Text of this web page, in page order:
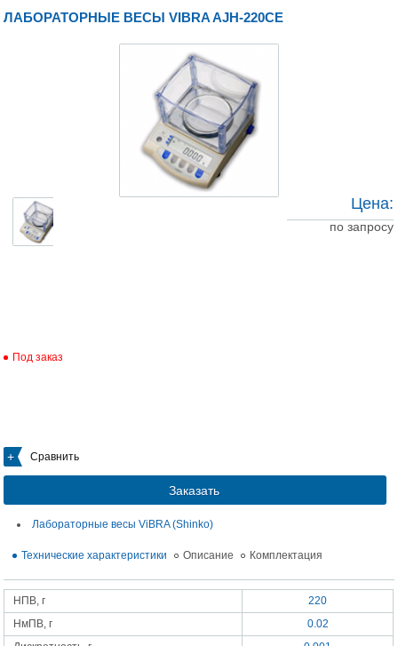
ЛАБОРАТОРНЫЕ ВЕСЫ VIBRA AJH-220CЕ
Под заказ
Сравнить
Заказать
Цена:
по запросу
Лабораторные весы ViBRA (Shinko)
Технические характеристики Описание Комплектация
НПВ, г
220
НмПВ, г
0.02